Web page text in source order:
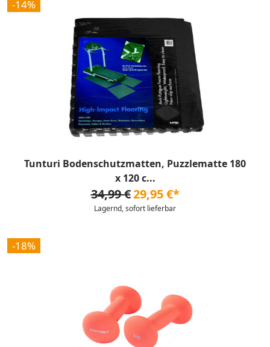
-14%
Tunturi Bodenschutzmatten, Puzzlematte 180
x 120 c...
34,99 €29,95 €*
Lagernd, sofort lieferbar
-18%